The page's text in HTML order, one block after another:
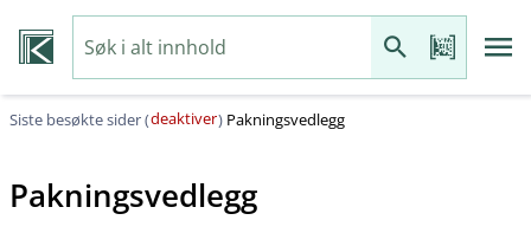
Siste besøkte sider (deaktiver) Pakningsvedlegg
Pakningsvedlegg